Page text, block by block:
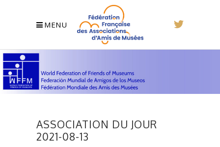
MENU
ASSOCIATION DU JOUR
2021-08-13